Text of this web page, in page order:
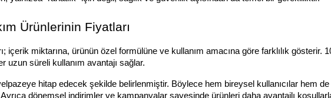
Ürünlerinin Fiyatları
içerik miktarına, ürünün özel formülüne ve kullanım amacına göre farklılık
uzun süreli kullanım avantajı sağlar.
hitap edecek şekilde belirlenmiştir. Böylece hem bireysel kullanıcılar hem
dönemsel indirimler ve kampanyalar sayesinde ürünleri daha avantajlı